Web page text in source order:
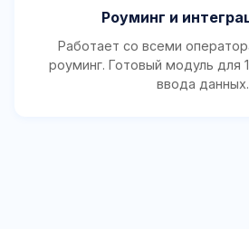
Роуминг и
Работает со всеми
роуминг. Готовый модуль для
ввода данных.